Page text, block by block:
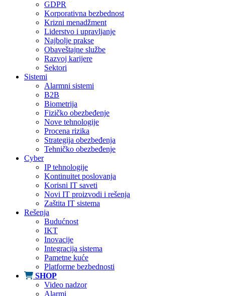
GDPR
Korporativna bezbednost
Krizni menadžment
Liderstvo i upravljanje
Najbolje prakse
Obaveštajne službe
Razvoj karijere
Sektori
Sistemi
Alarmni sistemi
B2B
Biometrija
Fizičko obezbeđenje
Nove tehnologije
Procena rizika
Strategija obezbeđenja
Tehničko obezbeđenje
Cyber
IP tehnologije
Kontinuitet poslovanja
Korisni IT saveti
Novi IT proizvodi i rešenja
Zaštita IT sistema
Rešenja
Budućnost
IKT
Inovacije
Integracija sistema
Pametne kuće
Platforme bezbednosti
SHOP
Video nadzor
Alarmi